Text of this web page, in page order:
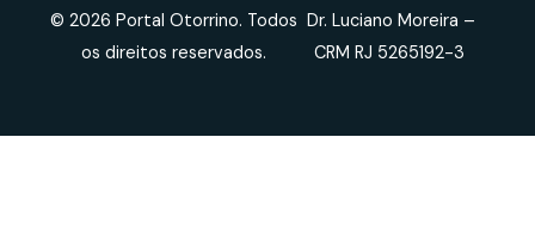
© 2026 Portal Otorrino. Todos
os direitos reservados.
Dr. Luciano Moreira –
CRM RJ 5265192-3